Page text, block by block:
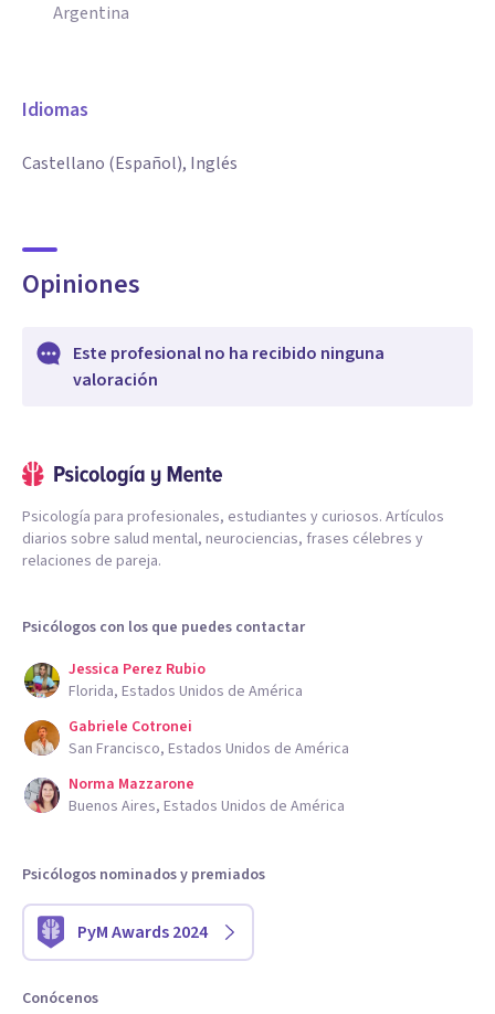
Argentina
Idiomas
Castellano (Español), Inglés
Opiniones
Este profesional no ha recibido ninguna
valoración
Psicología para profesionales, estudiantes y curiosos. Artículos
diarios sobre salud mental, neurociencias, frases célebres y
relaciones de pareja.
Psicólogos con los que puedes contactar
Jessica Perez Rubio
Florida, Estados Unidos de América
Gabriele Cotronei
San Francisco, Estados Unidos de América
Norma Mazzarone
Buenos Aires, Estados Unidos de América
Psicólogos nominados y premiados
PyM Awards 2024
Conócenos